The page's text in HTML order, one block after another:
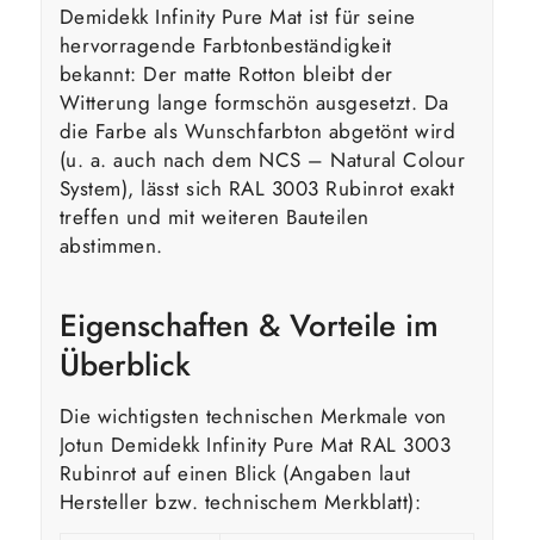
Demidekk Infinity Pure Mat ist für seine
hervorragende Farbtonbeständigkeit
bekannt: Der matte Rotton bleibt der
Witterung lange formschön ausgesetzt. Da
die Farbe als Wunschfarbton abgetönt wird
(u. a. auch nach dem NCS – Natural Colour
System), lässt sich RAL 3003 Rubinrot exakt
treffen und mit weiteren Bauteilen
abstimmen.
Eigenschaften & Vorteile im
Überblick
Die wichtigsten technischen Merkmale von
Jotun Demidekk Infinity Pure Mat RAL 3003
Rubinrot auf einen Blick (Angaben laut
Hersteller bzw. technischem Merkblatt):